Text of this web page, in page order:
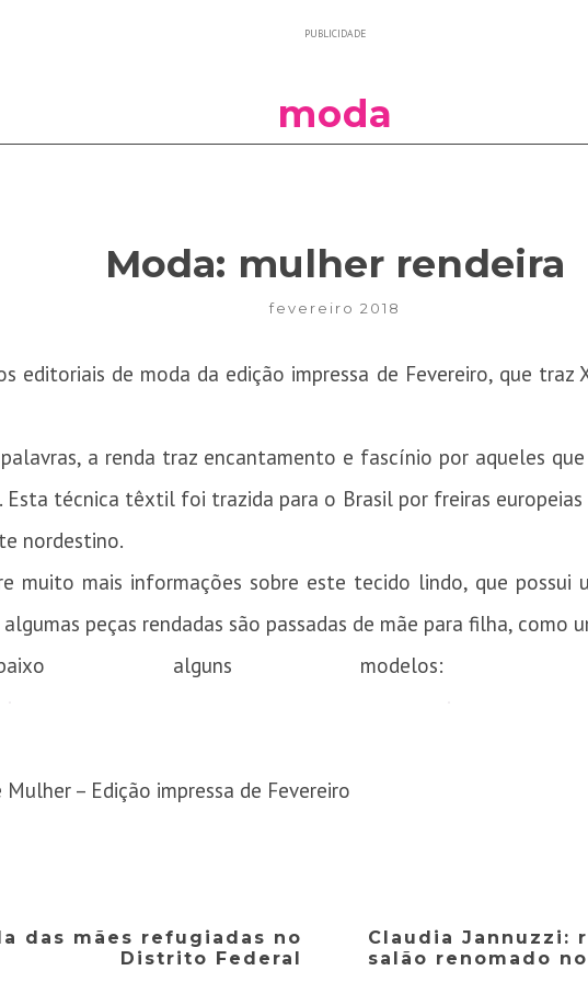
PUBLICIDADE
moda
Moda: mulher rendeira
fevereiro 2018
editoriais de moda da edição impressa de Fevereiro, que traz
palavras, a renda traz encantamento e fascínio por aqueles
Esta técnica têxtil foi trazida para o Brasil por freiras
nordestino.
muito mais informações sobre este tecido lindo, que possui
peças rendadas são passadas de mãe para filha, como
alguns modelos:
– Edição impressa de Fevereiro
das mães refugiadas no
Distrito Federal
Claudia Jannuzzi:
salão renomado